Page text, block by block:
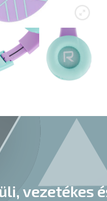
vezetékes